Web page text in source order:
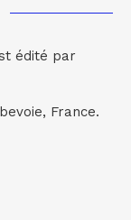
édité par
France.